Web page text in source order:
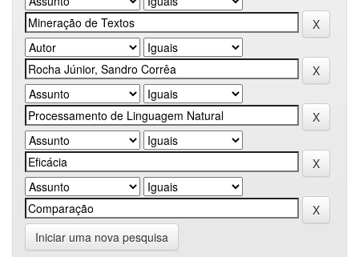
Iniciar uma nova pesquisa